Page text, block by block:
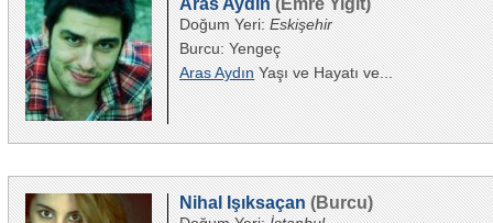
Doğum Yeri:Eskişehir
Burcu: Yengeç
Aras AydınYaşı ve Hayatı ve...
Nihal Işıksaçan(Burcu)